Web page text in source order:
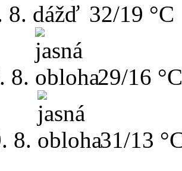
8. 32/19 °C
8. 29/16 °C
8. 31/13